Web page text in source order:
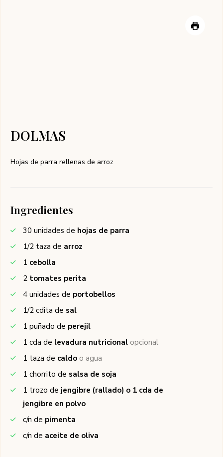
DOLMAS
Hojas de parra rellenas de arroz
Ingredientes
30 unidades de hojas de parra
1/2 taza de arroz
1 cebolla
2 tomates perita
4 unidades de portobellos
1/2 cdita de sal
1 puñado de perejil
1 cda de levadura nutricional opcional
1 taza de caldo o agua
1 chorrito de salsa de soja
1 trozo de jengibre (rallado) o 1 cda de
jengibre en polvo
c/n de pimenta
c/n de aceite de oliva